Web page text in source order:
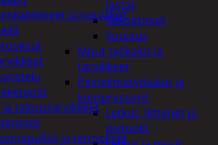
lastat
Sekoittimet
Suojaus
Muut työkalut ja
tarvikkeet
Paineilmatyökalut ja
kompressorit
Letkut, liittimet ja
pistoolit
ja naulakot
taloustarvikkeet
ja termokset